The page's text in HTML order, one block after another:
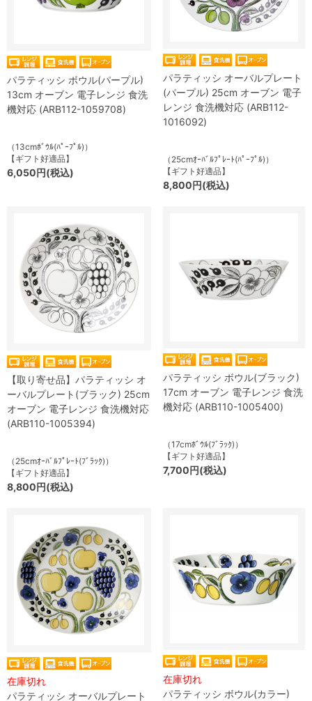
パラティッシ ボウル(パープル)
13cm オーブン 電子レンジ 食洗
機対応 (ARB112-1059708)
（13cmﾎﾞｳﾙ(ﾊﾟｰﾌﾟﾙ)）
【ギフト好適品】
6,050円(税込)
パラティッシ オーバルプレート
(パープル) 25cm オーブン 電子
レンジ 食洗機対応 (ARB112-
1016092)
（25cmｵｰﾊﾞﾙﾌﾟﾚｰﾄ(ﾊﾟｰﾌﾟﾙ)）
【ギフト好適品】
8,800円(税込)
【取り寄せ品】パラティッシ オ
ーバルプレート(ブラック) 25cm
オーブン 電子レンジ 食洗機対応
(ARB110-1005394)
（25cmｵｰﾊﾞﾙﾌﾟﾚｰﾄ(ﾌﾞﾗｯｸ)）
【ギフト好適品】
8,800円(税込)
パラティッシ ボウル(ブラック)
17cm オーブン 電子レンジ 食洗
機対応 (ARB110-1005400)
（17cmﾎﾞｳﾙ(ﾌﾞﾗｯｸ)）
【ギフト好適品】
7,700円(税込)
在庫切れ
パラティッシ オーバルプレート
在庫切れ
パラティッシ ボウル(カラー)